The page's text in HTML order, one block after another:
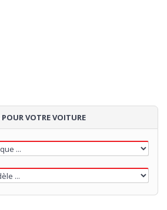
VOTRE VOITURE